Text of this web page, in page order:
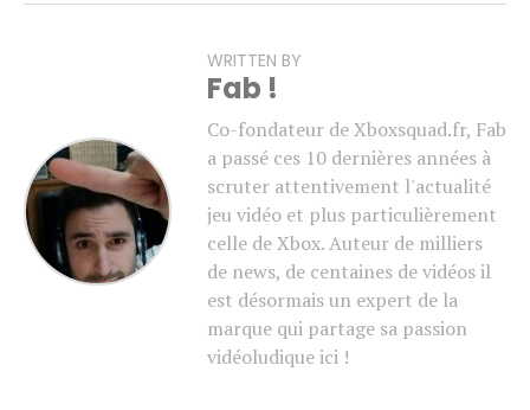
WRITTEN BY
Fab !
Co-fondateur de Xboxsquad.fr, Fab
a passé ces 10 dernières années à
scruter attentivement l'actualité
jeu vidéo et plus particulièrement
celle de Xbox. Auteur de milliers
de news, de centaines de vidéos il
est désormais un expert de la
marque qui partage sa passion
vidéoludique ici !